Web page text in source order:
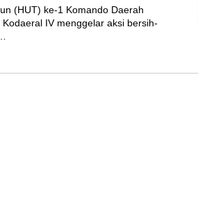
(HUT) ke-1 Komando Daerah
IV menggelar aksi bersih-